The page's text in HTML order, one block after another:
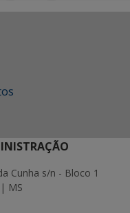
Cunha s/n - Bloco 1
MS